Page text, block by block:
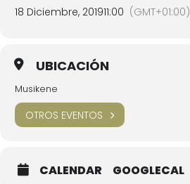
18 Diciembre, 201911:00 (GMT+01:00)
UBICACIÓN
Musikene
OTROS EVENTOS
CALENDAR GOOGLECAL